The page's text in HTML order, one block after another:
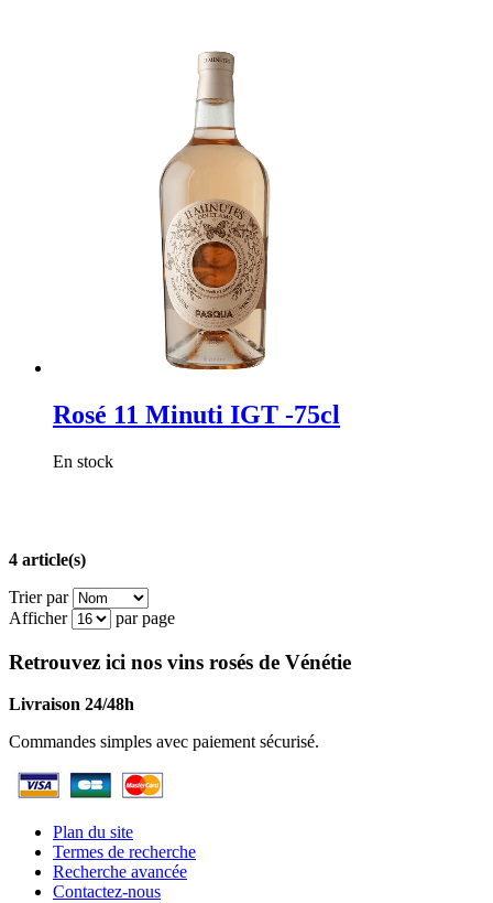
Rosé 11 Minuti IGT -75cl
En stock
4 article(s)
Trier par
Afficher
par page
Retrouvez ici nos vins rosés de Vénétie
Livraison 24/48h
Commandes simples avec paiement sécurisé.
Plan du site
Termes de recherche
Recherche avancée
Contactez-nous